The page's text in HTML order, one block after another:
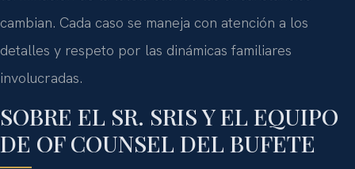
cambian. Cada caso se maneja con atención a los
detalles y respeto por las dinámicas familiares
involucradas.
SOBRE EL SR. SRIS Y EL EQUIPO
DE OF COUNSEL DEL BUFETE